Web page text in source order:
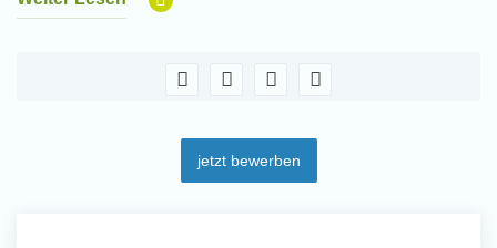
jetzt bewerben